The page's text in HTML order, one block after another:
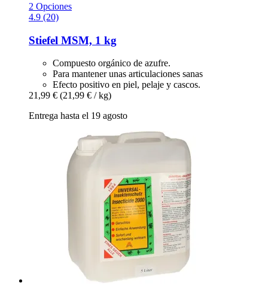
2 Opciones
4.9 (20)
Stiefel MSM, 1 kg
Compuesto orgánico de azufre.
Para mantener unas articulaciones sanas
Efecto positivo en piel, pelaje y cascos.
21,99 € (21,99 € / kg)
Entrega hasta el 19 agosto